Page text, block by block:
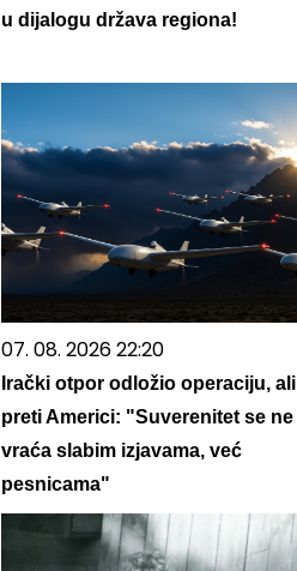
u dijalogu država regiona!
07. 08. 2026 22:20
Irački otpor odložio operaciju, ali
preti Americi: "Suverenitet se ne
vraća slabim izjavama, već
pesnicama"